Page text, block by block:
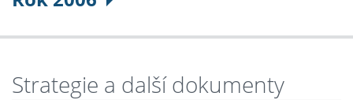
Strategie a další dokumenty